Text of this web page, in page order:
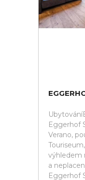
Eggerhof
Verano,
výhledem
a
Eggerhof